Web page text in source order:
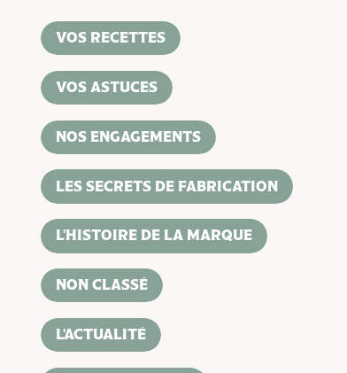
VOS RECETTES
VOS ASTUCES
NOS ENGAGEMENTS
LES SECRETS DE FABRICATION
L'HISTOIRE DE LA MARQUE
NON CLASSÉ
L'ACTUALITÉ